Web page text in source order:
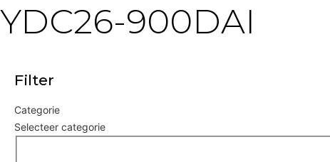
YDC26-900DAI
Filter
Categorie
Selecteer categorie